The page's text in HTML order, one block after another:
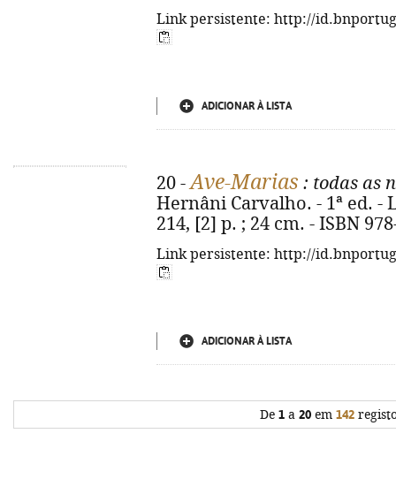
Link persistente: http://
ADICIONAR À LISTA
20 -Ave-Marias : todas as
Hernâni Carvalho. - 1ª ed. -
214, [2] p. ; 24 cm. - ISBN
Link persistente: http://
ADICIONAR À LISTA
De 1 a 20 em 142